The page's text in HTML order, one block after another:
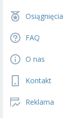
Osiągnięcia
FAQ
O nas
Kontakt
Reklama